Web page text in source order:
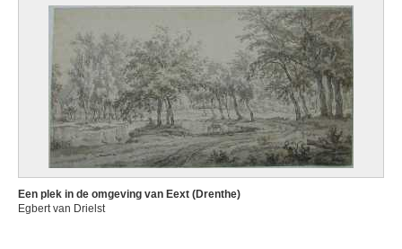
Een plek in de omgeving van Eext (Drenthe)
Egbert van Drielst